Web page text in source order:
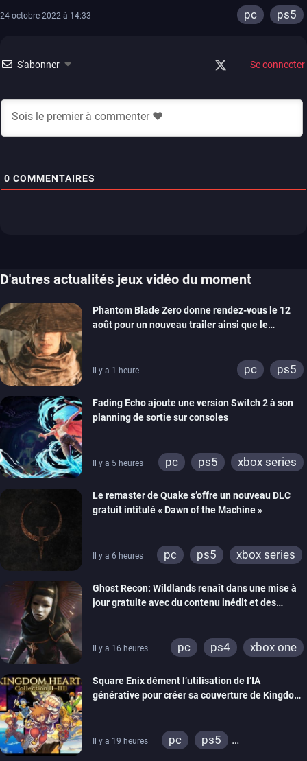
24 octobre 2022 à 14:33 pc ps5
S'abonner Se connecter
0 COMMENTAIRES
D'autres actualités jeux vidéo du moment
Phantom Blade Zero donne rendez-vous le 12
août pour un nouveau trailer ainsi que le
Il y a 1 heure pc ps5
Fading Echo ajoute une version Switch 2 à son
planning de sortie sur consoles
Il y a 5 heures pc ps5 xbox series
Le remaster de Quake s’offre un nouveau DLC
gratuit intitulé « Dawn of the Machine »
Il y a 6 heures pc ps5
xbox series
xbox one
nintendo 64
Ghost Recon: Wildlands renaît dans une mise à
jour gratuite avec du contenu inédit et des
Il y a 16 heures pc ps4 xbox one
Square Enix dément l’utilisation de l’IA
générative pour créer sa couverture de Kingdom
Il y a 19 heures pc
ps5